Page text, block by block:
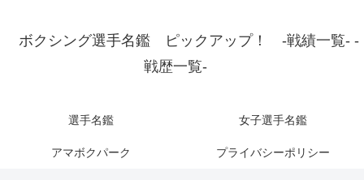
ボクシング選手名鑑 ピックアップ！ -戦績一覧- -
戦歴一覧-
選手名鑑 女子選手名鑑
アマボクパーク プライバシーポリシー